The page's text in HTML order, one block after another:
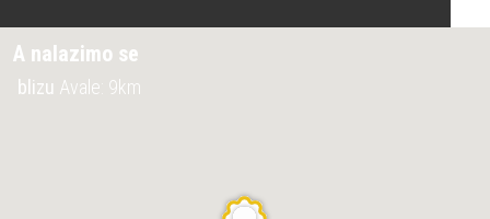
A nalazimo se
blizu Avale: 9km